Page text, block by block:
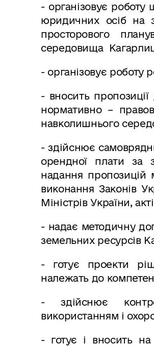
- організовує
юридичних осіб на
просторового
середовища
- організовує роботу
- вносить пропозиції
нормативно –
навколишнього
- здійснює
орендної плати за
надання пропозицій
виконання Законів
Міністрів України,
- надає методичну
земельних ресурсів
- готує проекти
належать до
- здійснює
використанням і
- готує і вносить